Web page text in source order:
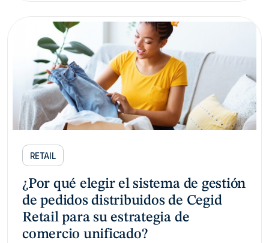
RETAIL
¿Por qué elegir el sistema de gestión
de pedidos distribuidos de Cegid
Retail para su estrategia de
comercio unificado?